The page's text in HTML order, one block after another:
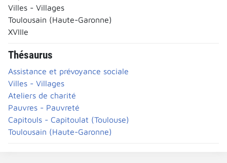
Villes - Villages
Toulousain (Haute-Garonne)
XVIIIe
Thésaurus
Assistance et prévoyance sociale
Villes - Villages
Ateliers de charité
Pauvres - Pauvreté
Capitouls - Capitoulat (Toulouse)
Toulousain (Haute-Garonne)